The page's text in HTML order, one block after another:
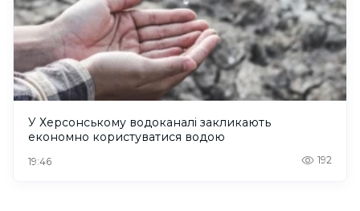
У Херсонському водоканалі закликають
економно користуватися водою
19:46 192